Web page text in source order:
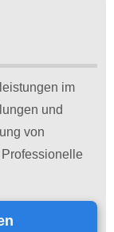
im
und
von